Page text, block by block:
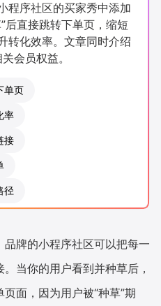
门店经营增长公开课
战略合作
产品场景库
帮助中心
行业报告
程序社区的买家秀中添加
后直接跳转下单页，缩短
转化效率。文章同时介绍
会员权益。
单页
率
接
径
牌的小程序社区可以把每一
当你的用户看到并种草后，
面，因为用户被“种草”期